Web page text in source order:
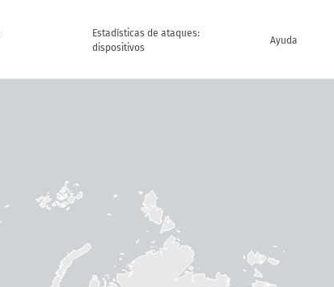
Estadísticas de ataques:
dispositivos
Ayuda